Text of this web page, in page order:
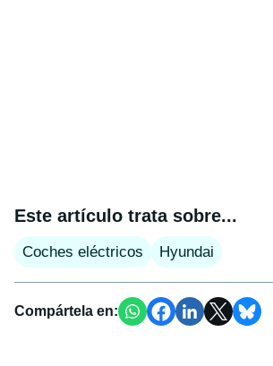
Este artículo trata sobre...
Coches eléctricos Hyundai
Compártela en: